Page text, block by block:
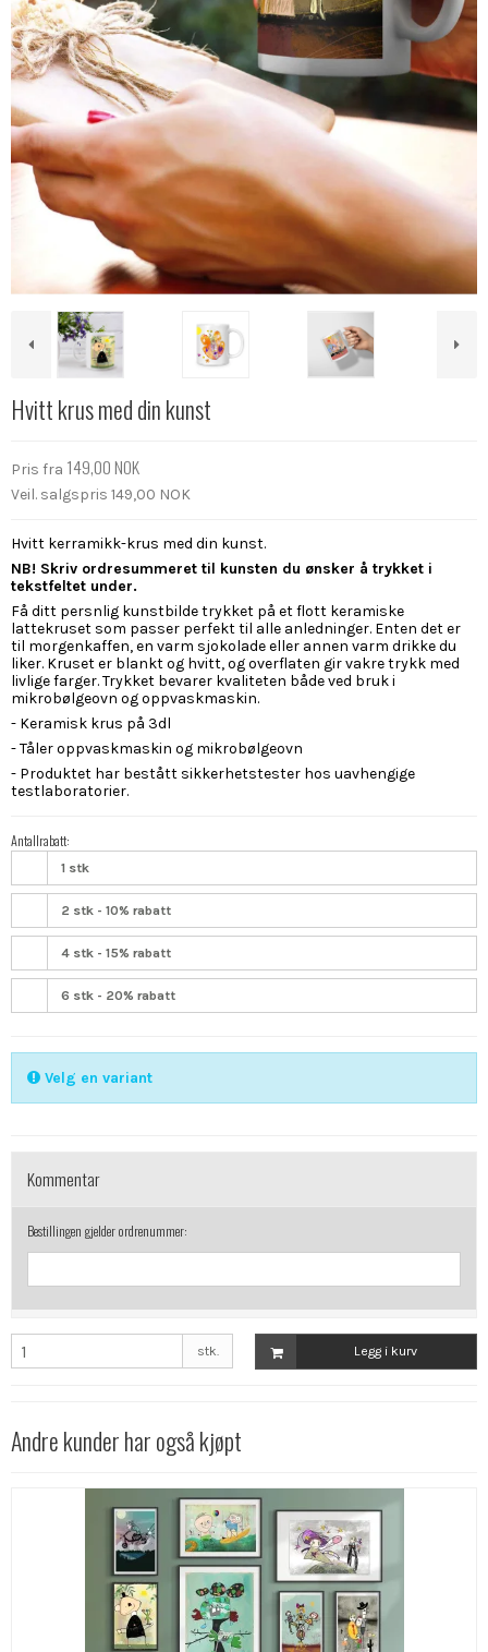
Hvitt krus med din kunst
Pris fra 149,00 NOK
Veil. salgspris 149,00 NOK
Hvitt kerramikk-krus med din kunst.
NB! Skriv ordresummeret til kunsten du ønsker å trykket i
tekstfeltet under.
Få ditt persnlig kunstbilde trykket på et flott keramiske
lattekruset som passer perfekt til alle anledninger. Enten det er
til morgenkaffen, en varm sjokolade eller annen varm drikke du
liker. Kruset er blankt og hvitt, og overflaten gir vakre trykk med
livlige farger. Trykket bevarer kvaliteten både ved bruk i
mikrobølgeovn og oppvaskmaskin.
- Keramisk krus på 3dl
- Tåler oppvaskmaskin og mikrobølgeovn
- Produktet har bestått sikkerhetstester hos uavhengige
testlaboratorier.
Antallrabatt:
1 stk
2 stk - 10% rabatt
4 stk - 15% rabatt
6 stk - 20% rabatt
Velg en variant
Kommentar
Bestillingen gjelder ordrenummer:
stk. Legg i kurv
Andre kunder har også kjøpt